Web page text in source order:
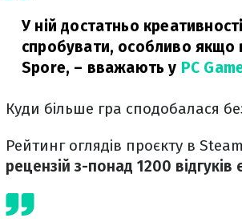
У ній достатньо
спробувати, особливо якщо
Spore, – вважають у PC
Куди більше гра сподобалася
Рейтинг оглядів проєкту в
рецензій з-понад 1200